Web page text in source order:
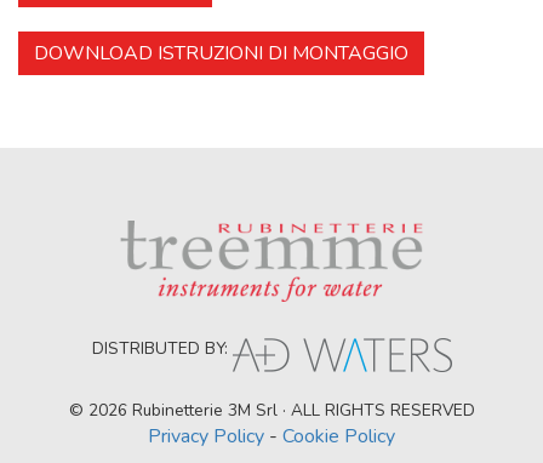
DOWNLOAD ISTRUZIONI DI MONTAGGIO
DISTRIBUTED BY:
© 2026 Rubinetterie 3M Srl · ALL RIGHTS RESERVED
Privacy Policy - Cookie Policy